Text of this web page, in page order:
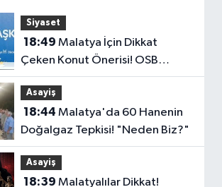
Siyaset
18:49
Çeken Konut Önerisi! OSB
Çalışanlarına Faizsiz Ev Çağrısı..
Asayiş
18:44
Doğalgaz Tepkisi! "Neden Biz?"
Asayiş
18:39